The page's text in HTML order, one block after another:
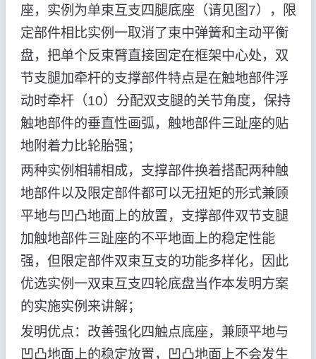
座，实例为单束互支四腿底座（请见图7），限
定部件相比实例一取消了束中弹簧和主动平衡
盘，把单个反束臂直接固定在框架中心处，双
节支腿加牵杆的支撑部件特点是在触地部件浮
动时牵杆（10）分配双支腿的关节角度，保持
触地部件的垂直性画弧，触地部件三趾座的贴
地附着力比轮胎强；
两种实例相辅相成，支撑部件换着搭配两种触
地部件以及限定部件都可以无扭矩的形式兼顾
平地与凹凸地面上的放置，支撑部件双节支腿
加触地部件三趾座的不平地面上的稳定性能
强，但限定部件双束互支的功能多样化，因此
优选实例一双束互支四轮底盘当作本发明方案
的实施实例来讲解；
发明优点：改善强化四触点底座，兼顾平地与
凹凸地面上的稳定放置，凹凸地面上不会发生